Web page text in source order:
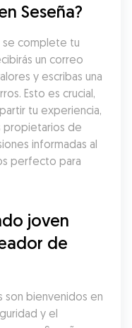
Seseña?
se complete tu
un correo
y escribas una
Esto es crucial,
tu experiencia,
propietarios de
informadas al
perfecto para
joven
de
son bienvenidos en
y el